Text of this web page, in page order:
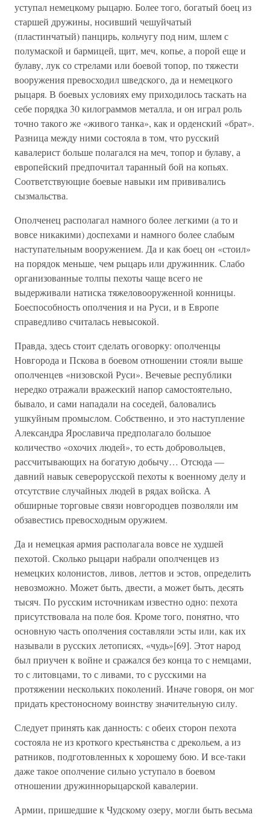
уступал немецкому рыцарю. Более того, богатый боец из
старшей дружины, носивший чешуйчатый
(пластинчатый) панцирь, кольчугу под ним, шлем с
полумаской и бармицей, щит, меч, копье, а порой еще и
булаву, лук со стрелами или боевой топор, по тяжести
вооружения превосходил шведского, да и немецкого
рыцаря. В боевых условиях ему приходилось таскать на
себе порядка 30 килограммов металла, и он играл роль
точно такого же «живого танка», как и орденский «брат».
Разница между ними состояла в том, что русский
кавалерист больше полагался на меч, топор и булаву, а
европейский предпочитал таранный бой на копьях.
Соответствующие боевые навыки им прививались
сызмальства.
Ополченец располагал намного более легкими (а то и
вовсе никакими) доспехами и намного более слабым
наступательным вооружением. Да и как боец он «стоил»
на порядок меньше, чем рыцарь или дружинник. Слабо
организованные толпы пехоты чаще всего не
выдерживали натиска тяжеловооруженной конницы.
Боеспособность ополчения и на Руси, и в Европе
справедливо считалась невысокой.
Правда, здесь стоит сделать оговорку: ополченцы
Новгорода и Пскова в боевом отношении стояли выше
ополченцев «низовской Руси». Вечевые республики
нередко отражали вражеский напор самостоятельно,
бывало, и сами нападали на соседей, баловались
ушкуйным промыслом. Собственно, и это наступление
Александра Ярославича предполагало большое
количество «охочих людей», то есть добровольцев,
рассчитывающих на богатую добычу… Отсюда —
давний навык северорусской пехоты к военному делу и
отсутствие случайных людей в рядах войска. А
обширные торговые связи новгородцев позволяли им
обзавестись превосходным оружием.
Да и немецкая армия располагала вовсе не худшей
пехотой. Сколько рыцари набрали ополченцев из
немецких колонистов, ливов, леттов и эстов, определить
невозможно. Может быть, двести, а может быть, десять
тысяч. По русским источникам известно одно: пехота
присутствовала на поле боя. Кроме того, понятно, что
основную часть ополчения составляли эсты или, как их
называли в русских летописях, «чудь»[69]. Этот народ
был приучен к войне и сражался без конца то с немцами,
то с литовцами, то с ливами, то с русскими на
протяжении нескольких поколений. Иначе говоря, он мог
придать крестоносному воинству значительную силу.
Следует принять как данность: с обеих сторон пехота
состояла не из кроткого крестьянства с дрекольем, а из
ратников, подготовленных к хорошему бою. И все-таки
даже такое ополчение сильно уступало в боевом
отношении дружиннорыцарской кавалерии.
Армии, пришедшие к Чудскому озеру, могли быть весьма